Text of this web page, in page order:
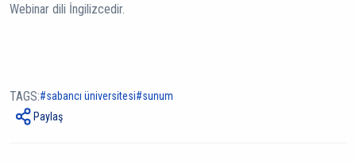
Webinar dili İngilizcedir.
TAGS: sabancı üniversitesi
sunum
Paylaş